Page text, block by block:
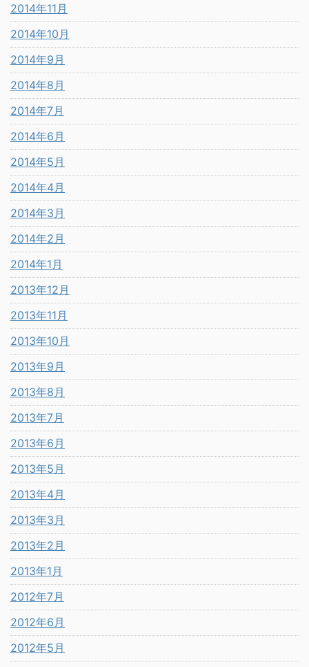
2014年11月
2014年10月
2014年9月
2014年8月
2014年7月
2014年6月
2014年5月
2014年4月
2014年3月
2014年2月
2014年1月
2013年12月
2013年11月
2013年10月
2013年9月
2013年8月
2013年7月
2013年6月
2013年5月
2013年4月
2013年3月
2013年2月
2013年1月
2012年7月
2012年6月
2012年5月